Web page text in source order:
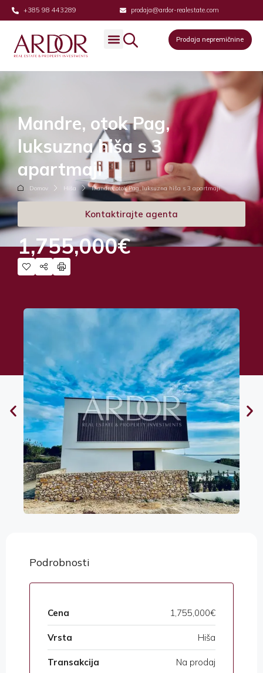
+385 98 443289 prodaja@ardor-realestate.com
Prodaja nepremičnine
Mandre, otok Pag,
luksuzna hiša s 3
apartmaji
Domov Hiša Mandre, otok Pag, luksuzna hiša s 3 apartmaji
Kontaktirajte agenta
1,755,000€
Podrobnosti
Cena 1,755,000€
Vrsta Hiša
Transakcija Na prodaj